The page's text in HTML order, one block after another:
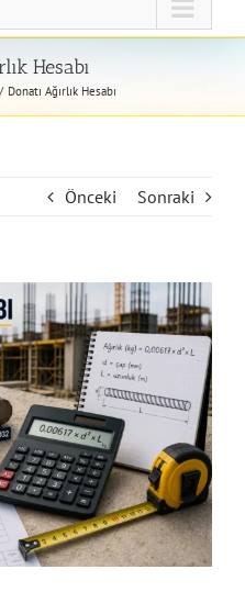
Hesabı
Donatı Ağırlık Hesabı
Önceki Sonraki